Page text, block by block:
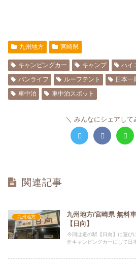
九州地方 宮崎県
キャンピングカー キャンプ ハイ
バンライフ
ルーフテント 日本一
車中泊
車中泊スポット
みんなにシェアして
関連記事
九州地方
九州地方/宮崎県 無料
【日向】
今回は道の駅【日向】に遊び
作キャンピングカーにして日